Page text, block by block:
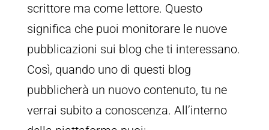
scrittore ma come lettore. Questo
significa che puoi monitorare le nuove
pubblicazioni sui blog che ti interessano.
Così, quando uno di questi blog
pubblicherà un nuovo contenuto, tu ne
verrai subito a conoscenza. All’interno